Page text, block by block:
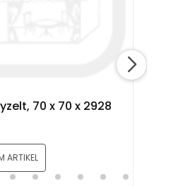
70 x 70 x 2928
ARTIKEL